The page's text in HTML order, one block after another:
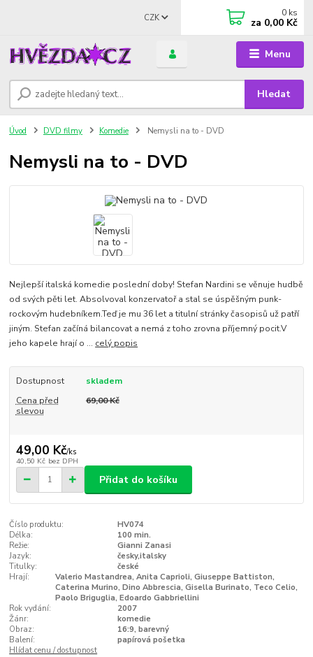
Menu
CZK
Hledat
0 ks
za 0,00 Kč
Úvod DVD filmy Komedie Nemysli na to - DVD
Nemysli na to - DVD
Nejlepší italská komedie poslední doby! Stefan Nardini se věnuje hudbě
od svých pěti let. Absolvoval konzervatoř a stal se úspěšným punk-
rockovým hudebníkem.Teď je mu 36 let a titulní stránky časopisů už patří
jiným. Stefan začíná bilancovat a nemá z toho zrovna příjemný pocit.V
jeho kapele hrají o ... celý popis
Dostupnost
skladem
Cena před
slevou
69,00 Kč
49,00 Kč/ks
40,50 Kč bez DPH
Přidat do košíku
Číslo produktu:
HV074
Délka:
100 min.
Režie:
Gianni Zanasi
Jazyk:
česky,italsky
Titulky:
české
Hrají:
Valerio Mastandrea, Anita Caprioli, Giuseppe Battiston,
Caterina Murino, Dino Abbrescia, Gisella Burinato, Teco Celio,
Paolo Briguglia, Edoardo Gabbriellini
Rok vydání:
2007
Žánr:
komedie
Obraz:
16:9, barevný
Balení:
papírová pošetka
Hlídat cenu / dostupnost